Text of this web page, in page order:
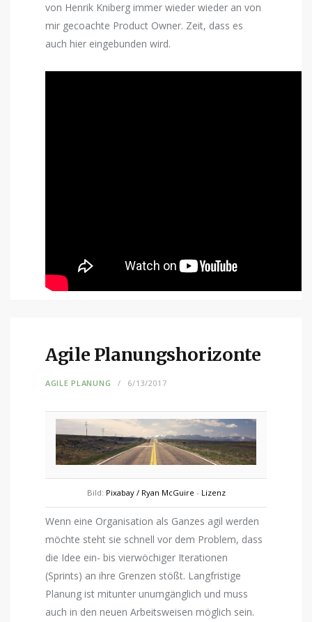
von Henrik Kniberg immer wieder wieder an von
mir gecoachte Product Owner. Zeit, dass es
auch hier eingebunden wird.
Agile Planungshorizonte
AGILE PLANUNG 6/13/2017
Bild: Pixabay / Ryan McGuire - Lizenz
Wenn eine Organisation als Ganzes agil werden
möchte steht sie schnell vor dem Problem, dass
die Idee ein- bis vierwöchiger Iterationen
(Sprints) an ihre Grenzen stößt. Langfristige
Planung ist mitunter unumgänglich und muss
auch in den neuen Arbeitsweisen möglich sein.